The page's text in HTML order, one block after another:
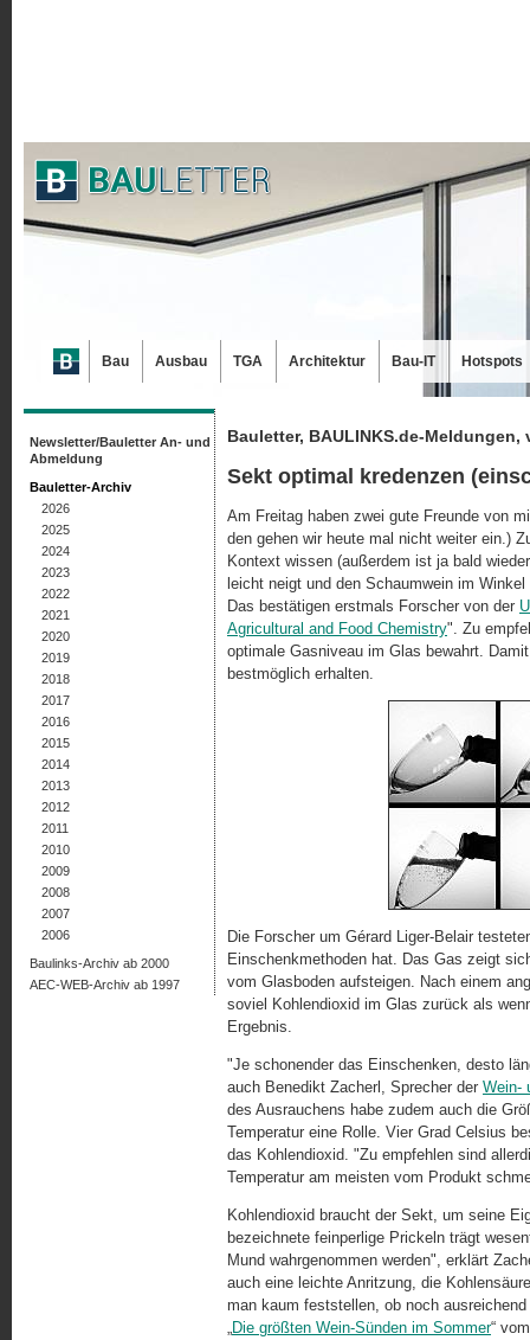
Bauletter, BAULINKS.de-Meldungen,
Sekt optimal kredenzen
Am Freitag haben zwei gute Freunde von
den gehen wir heute mal nicht weiter ein.)
Kontext wissen (außerdem ist ja bald
leicht neigt und den Schaumwein im
Das bestätigen erstmals Forscher von der
Agricultural and Food Chemistry". Zu
optimale Gasniveau im Glas bewahrt.
bestmöglich erhalten.
Die Forscher um Gérard Liger-Belair
Einschenkmethoden hat. Das Gas zeigt
vom Glasboden aufsteigen. Nach einem
soviel Kohlendioxid im Glas zurück als
Ergebnis.
"Je schonender das Einschenken, desto
auch Benedikt Zacherl, Sprecher der Wein-
des Ausrauchens habe zudem auch die
Temperatur eine Rolle. Vier Grad Celsius
das Kohlendioxid. "Zu empfehlen sind
Temperatur am meisten vom Produkt
Kohlendioxid braucht der Sekt, um seine
bezeichnete feinperlige Prickeln trägt
Mund wahrgenommen werden", erklärt
auch eine leichte Anritzung, die
man kaum feststellen, ob noch
„Die größten Wein-Sünden im Sommer“
Newsletter/Bauletter An- und
Abmeldung
Bauletter-Archiv
2026
2025
2024
2023
2022
2021
2020
2019
2018
2017
2016
2015
2014
2013
2012
2011
2010
2009
2008
2007
2006
Baulinks-Archiv ab 2000
AEC-WEB-Archiv ab 1997
Bau Ausbau TGA Architektur Bau-IT Hotspots